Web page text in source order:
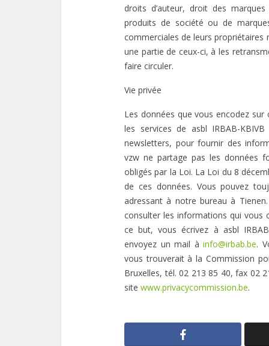
droits d’auteur, droit des
produits de société ou de
commerciales de leurs propriétaires
une partie de ceux-ci, à les
faire circuler.
Vie privée
Les données que vous encodez
les services de asbl IRBAB-
newsletters, pour fournir des
vzw ne partage pas les données
obligés par la Loi. La Loi du 8
de ces données. Vous pouvez
adressant à notre bureau à
consulter les informations qui vous
ce but, vous écrivez à asbl
envoyez un mail àinfo@irbab.be.
vous trouverait à la Commission
Bruxelles, tél. 02 213 85 40, fax 02
site www.privacycommission.be.